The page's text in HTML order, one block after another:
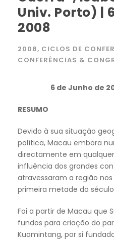
Univ. Porto) |
2008
2008, CICLOS DE
CONFERÊNCIAS &
6 de Junho de
RESUMO
Devido à sua situação
política, Macau embora
directamente em
influência dos grandes
atravessaram a região nos
primeira metade do século
Foi a partir de Macau que
fundos para criação do
Kuomintang, por si